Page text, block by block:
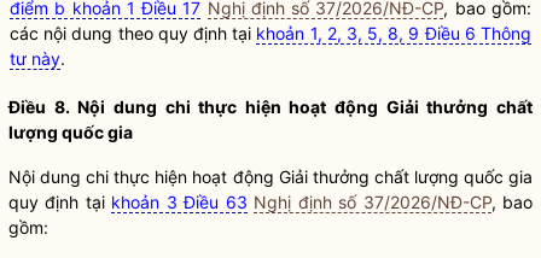
điểm b khoản 1 Điều 17 Nghị định số 37/2026/NĐ-CP, bao gồm:
các nội dung theo quy định tại khoản 1, 2, 3, 5, 8, 9 Điều 6 Thông
tư này.
Điều 8. Nội dung chi thực hiện hoạt động Giải thưởng chất
lượng quốc gia
Nội dung chi thực hiện hoạt động Giải thưởng chất lượng quốc gia
quy định tại khoản 3 Điều 63 Nghị định số 37/2026/NĐ-CP, bao
gồm: